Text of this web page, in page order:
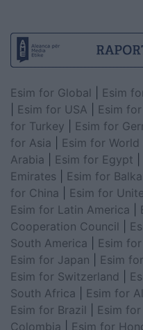
Esim for Global Esim
Esim for USA Esim
for Turkey
Esim for
for Asia
Esim for
Arabia
Esim for Egypt
Emirates
Esim for
for China
Esim for
Esim for Latin America
Cooperation Council
South America
Esim
Esim for Japan
Esim
Esim for Switzerland
South Africa
Esim for
Esim for Brazil
Esim
Colombia
Esim for